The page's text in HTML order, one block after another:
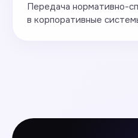
Передача нормативно-
в корпоративные